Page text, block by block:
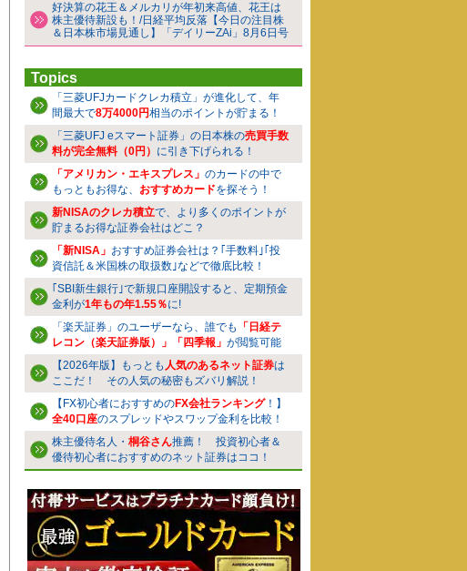
好決算の花王＆メルカリが年初来高値、花王は
株主優待新設も！/日経平均反落【今日の注目株
＆日本株市場見通し】「デイリーZAi」8月6日号
Topics
「三菱UFJカードクレカ積立」が進化して、年
間最大で8万4000円相当のポイントが貯まる！
「三菱UFJ eスマート証券」の日本株の売買手数
料が完全無料（0円） に引き下げられる！
「アメリカン・エキスプレス」 のカードの中で
もっともお得な、 おすすめカードを探そう！
新NISAのクレカ積立で、より多くのポイントが
貯まるお得な証券会社はどこ？
「新NISA」 おすすめ証券会社は？｢手数料｣｢投
資信託＆米国株の取扱数｣などで徹底比較！
｢SBI新生銀行｣で新規口座開設すると、定期預金
金利が1年もの年1.55％に!
「楽天証券」のユーザーなら、誰でも
「日経テ
レコン（楽天証券版）」「四季報」 が閲覧可能
【2026年版】もっとも 人気のあるネット証券は
ここだ！ その人気の秘密もズバリ解説！
【FX初心者におすすめのFX会社ランキング！】
全40口座のスプレッドやスワップ金利を比較！
株主優待名人・ 桐谷さん推薦！ 投資初心者＆
優待初心者におすすめのネット証券はココ！